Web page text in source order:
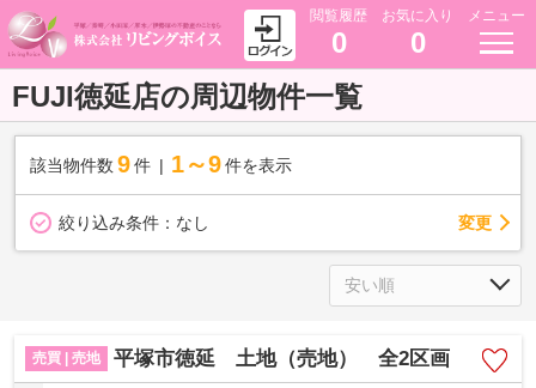
閲覧履歴
0
お気に入り
0
メニュー
FUJI徳延店の周辺物件一覧
該当物件数 9件 1～9 件を表示
絞り込み条件： なし 変更
売買 | 売地 平塚市徳延 土地（売地） 全2区画